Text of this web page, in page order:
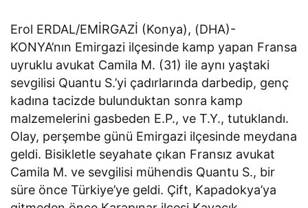
Erol ERDAL/EMİRGAZİ (Konya), (DHA)-
KONYA’nın Emirgazi ilçesinde kamp yapan Fransa
uyruklu avukat Camila M. (31) ile aynı yaştaki
sevgilisi Quantu S.’yi çadırlarında darbedip, genç
kadına tacizde bulunduktan sonra kamp
malzemelerini gasbeden E.P., ve T.Y., tutuklandı.
Olay, perşembe günü Emirgazi ilçesinde meydana
geldi. Bisikletle seyahate çıkan Fransız avukat
Camila M. ve sevgilisi mühendis Quantu S., bir
süre önce Türkiye’ye geldi. Çift, Kapadokya’ya